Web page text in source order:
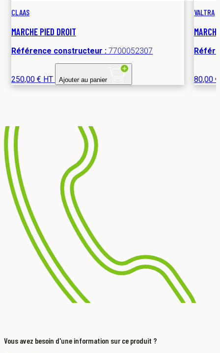
CLAAS
MARCHE PIED DROIT
Référence constructeur : 7700052307
250,00 € HT Ajouter au panier
VALTRA
80,00
Vous avez besoin d'une information sur ce produit ?